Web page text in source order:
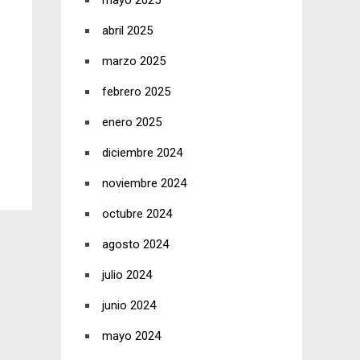
abril 2025
marzo 2025
febrero 2025
enero 2025
diciembre 2024
noviembre 2024
octubre 2024
agosto 2024
julio 2024
junio 2024
mayo 2024